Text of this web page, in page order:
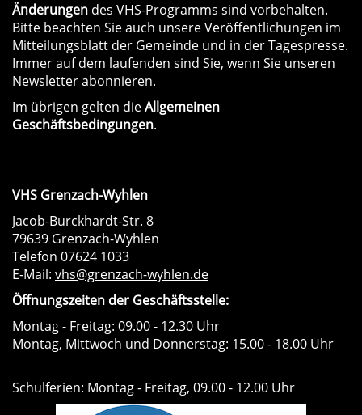
Änderungen des VHS-Programms sind vorbehalten.
Bitte beachten Sie auch unsere Veröffentlichungen im
Mitteilungsblatt der Gemeinde und in der Tagespresse.
Immer auf dem laufenden sind Sie, wenn Sie unseren
Newsletter abonnieren.
Im übrigen gelten dieAllgemeinen
Geschäftsbedingungen.
VHS Grenzach-Wyhlen
Jacob-Burckhardt-Str. 8
79639 Grenzach-Wyhlen
Telefon 07624 1033
E-Mail: vhs@grenzach-wyhlen.de
Öffnungszeiten der Geschäftsstelle:
Montag - Freitag: 09.00 - 12.30 Uhr
Montag, Mittwoch und Donnerstag: 15.00 - 18.00 Uhr
Schulferien: Montag - Freitag, 09.00 - 12.00 Uhr